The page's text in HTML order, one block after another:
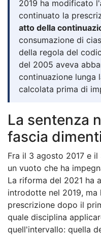
2019 ha modificato l'
continuato la
atto della
consumazione di
della regola del
del 2005 aveva
continuazione lunga
calcolata prima di
La sentenza
fascia
Fra il 3 agosto 2017 e
un vuoto che ha
La riforma del 2021 ha
introdotte nel 2019,
prescrizione dopo il
quale disciplina
quell'intervallo: quella